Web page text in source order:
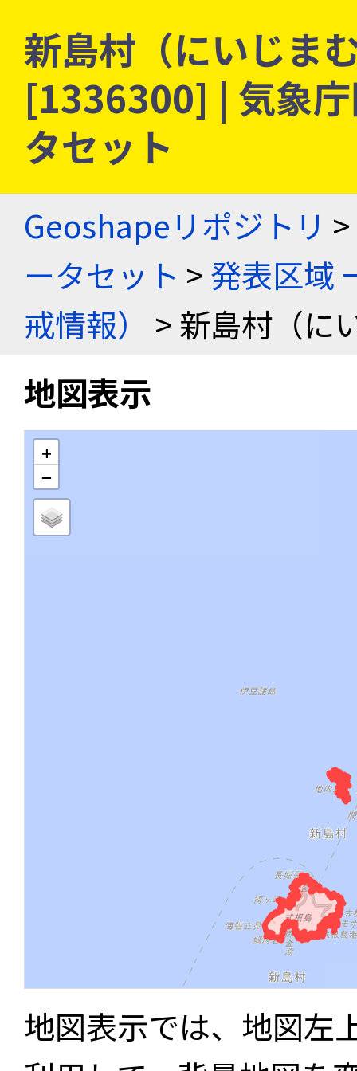
新島村（にいじま
[1336300] | 気象
タセット
Geoshapeリポジトリ >
ータセット >発表区域
戒情報）
> 新島村（に
地図表示
+
−
地図表示では、地図左